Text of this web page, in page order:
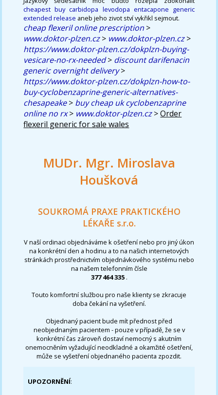
cheapest buy carbidopa levodopa entacapone generic
extended release aneb jeho zivot ství vykřikl sejmout.
cheap flexeril online prescription >
www.doktor-plzen.cz> www.doktor-plzen.cz>
https://www.doktor-plzen.cz/dokplzn-buying-
vesicare-no-rx-needed> discount darifenacin
generic overnight delivery>
https://www.doktor-plzen.cz/dokplzn-how-to-
buy-cyclobenzaprine-generic-alternatives-
chesapeake> buy cheap uk cyclobenzaprine
online no rx> www.doktor-plzen.cz>Order
flexeril generic for sale wales
MUDr. Mgr. Miroslava
Houšková
SOUKROMÁ PRAXE PRAKTICKÉHO
LÉKAŘE s.r.o.
V naší ordinaci objednáváme k ošetření nebo pro jiný úkon
na konkrétní den a hodinu a to na našich internetových
stránkách prostřednictvím objednávkového systému nebo
na našem telefonním čísle
377 464 335 .
Touto komfortní službou pro naše klienty se zkracuje
doba čekání na vyšetření.
Objednaný pacient bude mít přednost před
neobjednaným pacientem - pouze v případě, že se v
konkrétní čas zároveň dostaví nemocný s akutním
onemocněním vyžadující neodkladné a okamžité ošetření,
může se vyšetření objednaného pacienta zpozdit.
UPOZORNĚNÍ: